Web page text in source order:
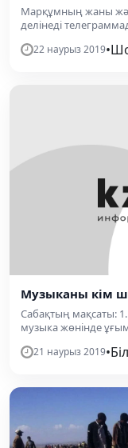
Марқұмның жаны
делінеді
22 наурыз 2019•
Музыканы кім
Сабақтың мақсаты:
музыка жөнінде
21 наурыз 2019•